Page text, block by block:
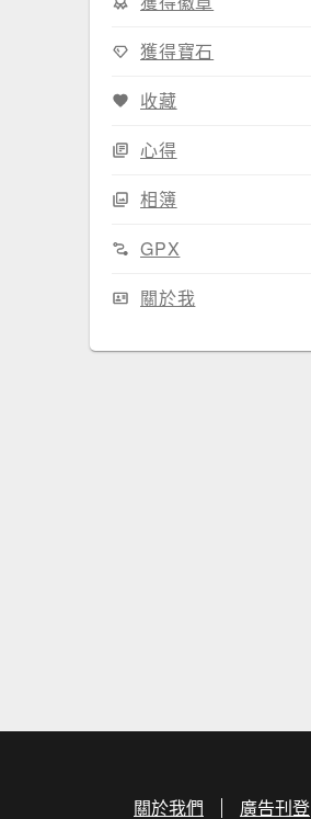
獲得寶石
收藏
心得
相簿
GPX
關於我
關於我們 廣告刊登